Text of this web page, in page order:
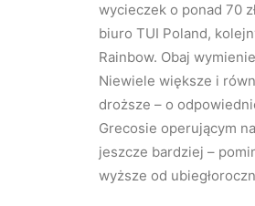
wycieczek o ponad 70
biuro TUI Poland,
Rainbow. Obaj
Niewiele większe i
droższe – o
Grecosie operującym
jeszcze bardziej –
wyższe od